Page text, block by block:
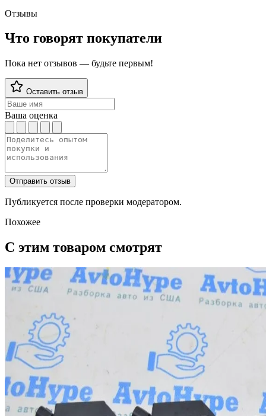
Отзывы
Что говорят покупатели
Пока нет отзывов — будьте первым!
Оставить отзыв
Ваша оценка
Отправить отзыв
Публикуется после проверки модератором.
Похожее
С этим товаром смотрят